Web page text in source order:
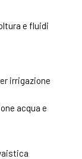
e fluidi
irrigazione
acqua e